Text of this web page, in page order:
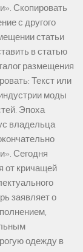
Скопировать
с другого
статьи
в статью
размещения
Текст или
моды
Эпоха
владельца
Сегодня
от кричащей
заявляет о
одежду в